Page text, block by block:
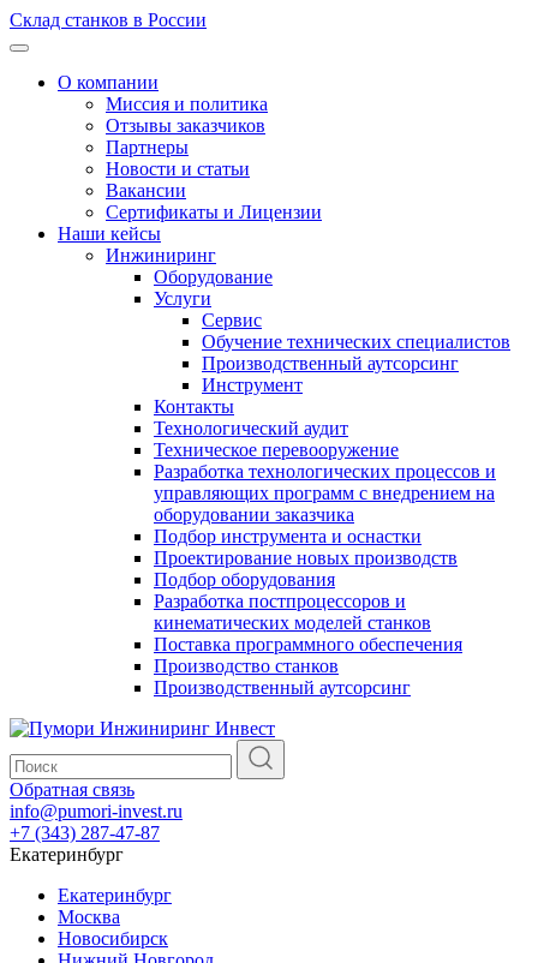
Склад станков в России
О компании
Миссия и политика
Отзывы заказчиков
Партнеры
Новости и статьи
Вакансии
Сертификаты и Лицензии
Наши кейсы
Инжиниринг
Оборудование
Услуги
Сервис
Обучение технических специалистов
Производственный аутсорсинг
Инструмент
Контакты
Технологический аудит
Техническое перевооружение
Разработка технологических процессов и
управляющих программ с внедрением на
оборудовании заказчика
Подбор инструмента и оснастки
Проектирование новых производств
Подбор оборудования
Разработка постпроцессоров и
кинематических моделей станков
Поставка программного обеспечения
Производство станков
Производственный аутсорсинг
Обратная связь
info@pumori-invest.ru
+7 (343) 287-47-87
Екатеринбург
Екатеринбург
Москва
Новосибирск